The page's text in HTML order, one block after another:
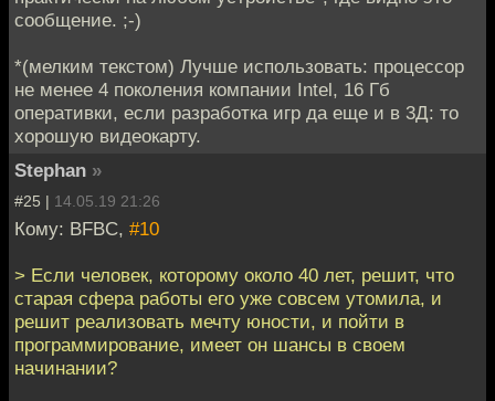
сообщение. ;-)
*(мелким текстом) Лучше использовать: процессор
не менее 4 поколения компании Intel, 16 Гб
оперативки, если разработка игр да еще и в 3Д: то
хорошую видеокарту.
Stephan »
#25 | 14.05.19 21:26
Кому: BFBC, #10
> Если человек, которому около 40 лет, решит, что
старая сфера работы его уже совсем утомила, и
решит реализовать мечту юности, и пойти в
программирование, имеет он шансы в своем
начинании?